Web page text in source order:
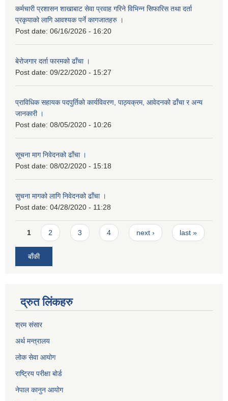
कर्मचारी प्रशासन शाखाबाट सेवा प्रवाह गरिने विभिन्न सिफारिस तथा दर्ता
प्रकृयाको लागि आवश्यक पर्ने कागजातहरु ।
Post date: 06/16/2026 - 16:20
बेरोजगार दर्ता फारमको ढाँचा ।
Post date: 09/22/2020 - 15:27
प्राविधिक सहायक पदपुर्तिको कार्यविवरण, पाठ्यक्रम, आवेदनको ढाँचा र अन्य
जानकारी ।
Post date: 08/05/2020 - 10:26
सूचना माग निवेदनको ढाँचा ।
Post date: 08/02/2020 - 15:18
सुचना मागको लागि निवेदनको ढाँचा ।
Post date: 04/28/2020 - 11:28
Pages
1 2 3 4 next › last »
बाँकी
द्रुत लिंकहरु
श्रम संसार
अर्थ मन्त्रालय
लोक सेवा आयोग
राष्ट्रिय परीक्षा बोर्ड
नेपाल कानुन आयोग